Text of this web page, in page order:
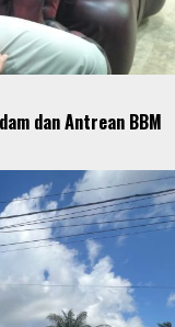
dan Antrean BBM